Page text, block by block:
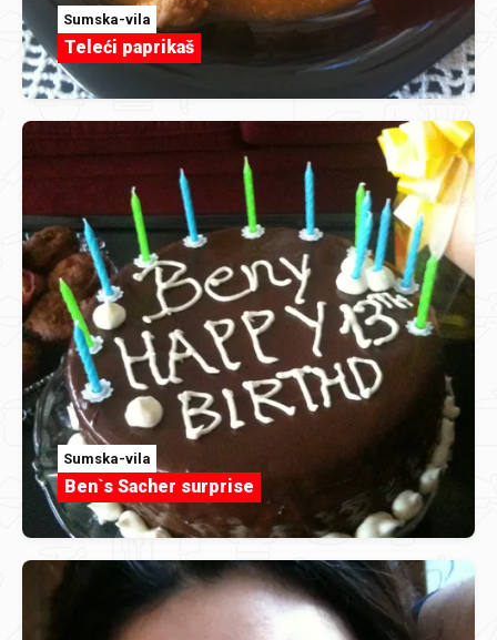
Sumska-vila
Teleći paprikaš
Sumska-vila
Ben`s Sacher surprise